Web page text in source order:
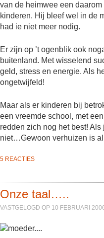
van de heimwee een
kinderen. Hij bleef wel in de
had ie niet meer nodig.
Er zijn op ’t ogenblik ook
buitenland. Met wisselend
geld, stress en energie. Als
ongetwijfeld!
Maar als er kinderen bij
een vreemde school, met
redden zich nog het best!
niet…Gewoon verhuizen is al
5 REACTIES
Onze taal…..
VASTGELOGD OP 10 FEBRUARI